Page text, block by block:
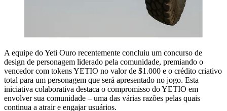
A equipe do Yeti Ouro recentemente concluiu um concurso de
design de personagem liderado pela comunidade, premiando o
vencedor com tokens YETIO no valor de $1.000 e o crédito criativo
total para um personagem que será apresentado no jogo. Esta
iniciativa colaborativa destaca o compromisso do YETIO em
envolver sua comunidade – uma das várias razões pelas quais
continua a atrair e engajar usuários.